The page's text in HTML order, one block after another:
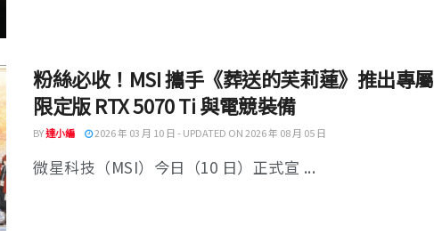
粉絲必收！MSI 攜手《葬送的芙莉蓮》推出專屬
限定版 RTX 5070 Ti 與電競裝備
BY達小編 2026 年 03 月 10 日 - UPDATED ON 2026 年 08 月 05 日
微星科技（MSI）今日（10 日）正式宣 ...